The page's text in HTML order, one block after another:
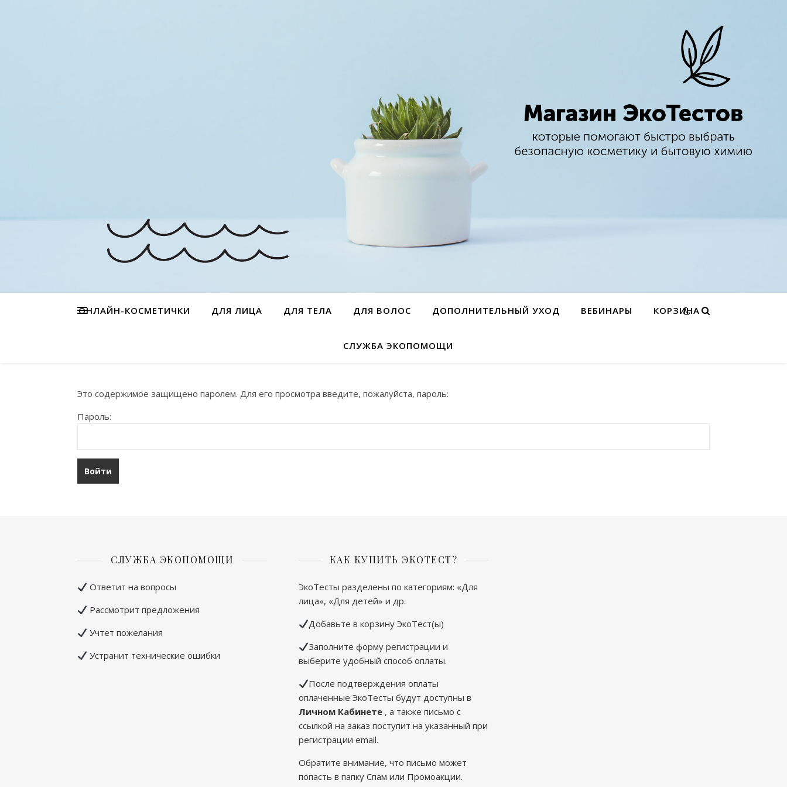
ОНЛАЙН-КОСМЕТИЧКИ ДЛЯ ЛИЦА ДЛЯ ТЕЛА ДЛЯ ВОЛОС ДОПОЛНИТЕЛЬНЫЙ УХОД ВЕБИНАРЫ КОРЗИНА
СЛУЖБА ЭКОПОМОЩИ
Это содержимое защищено паролем. Для его просмотра введите, пожалуйста, пароль:
Пароль:
СЛУЖБА ЭКОПОМОЩИ
Ответит на вопросы
Рассмотрит предложения
Учтет пожелания
Устранит технические ошибки
КАК КУПИТЬ ЭКОТЕСТ?
ЭкоТесты разделены по категориям: «Для
лица«, «Для детей» и др.
Добавьте в корзину ЭкоТест(ы)
Заполните форму регистрации и
выберите удобный способ оплаты.
После подтверждения оплаты
оплаченные ЭкоТесты будут доступны в
Личном Кабинете , а также письмо с
ссылкой на заказ поступит на указанный при
регистрации email.
Обратите внимание, что письмо может
попасть в папку Спам или Промоакции.